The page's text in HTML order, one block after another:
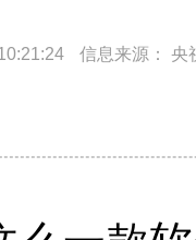
信息来源： 央